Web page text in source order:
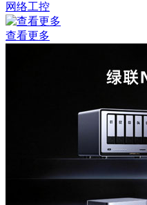
网络工控
查看更多